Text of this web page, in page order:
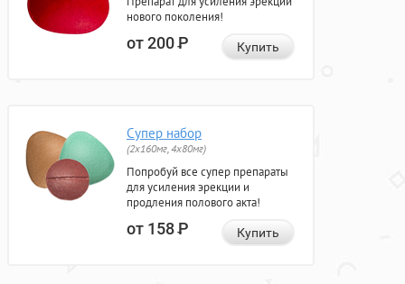
нового поколения!
от 200Р Купить
Супер набор
(2х160мг, 4х80мг)
Попробуй все супер препараты
для усиления эрекции и
продления полового акта!
от 158Р Купить